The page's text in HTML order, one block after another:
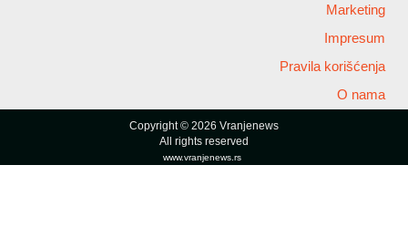
Marketing
Impresum
Pravila korišćenja
O nama
Copyright © 2026 Vranjenews
All rights reserved
www.vranjenews.rs